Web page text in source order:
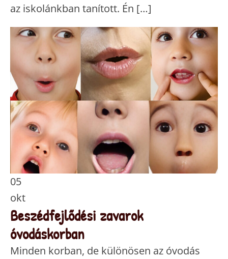
az iskolánkban tanított. Én […]
05
okt
Beszédfejlődési zavarok
óvodáskorban
Minden korban, de különösen az óvodás